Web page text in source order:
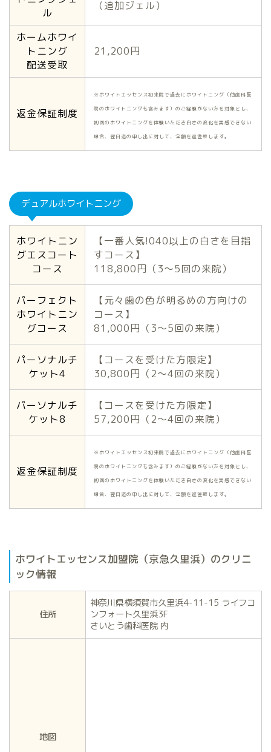
ル
（追加ジェル）
ホームホワイ
トニング
配送受取
21,200円
返金保証制度
※ホワイトエッセンス初来院で過去にホワイトニング（他歯科医
院のホワイトニングも含みます）のご経験がない方を対象とし、
初回のホワイトニングを体験いただき白さの変化を実感できない
場合、翌日迄の申し出に対して、全額を返金致します。
デュアルホワイトニング
ホワイトニン
グエスコート
コース
【一番人気!040以上の白さを目指
すコース】
118,800円（3〜5回の来院）
パーフェクト
ホワイトニン
グコース
【元々歯の色が明るめの方向けの
コース】
81,000円（3〜5回の来院）
パーソナルチ
ケット4
【コースを受けた方限定】
30,800円（2〜4回の来院）
パーソナルチ
ケット8
【コースを受けた方限定】
57,200円（2〜4回の来院）
返金保証制度
※ホワイトエッセンス初来院で過去にホワイトニング（他歯科医
院のホワイトニングも含みます）のご経験がない方を対象とし、
初回のホワイトニングを体験いただき白さの変化を実感できない
場合、翌日迄の申し出に対して、全額を返金致します。
ホワイトエッセンス加盟院（京急久里浜）のクリニ
ック情報
住所
神奈川県横須賀市久里浜4-11-15 ライフコ
ンフォート久里浜3F
さいとう歯科医院 内
地図